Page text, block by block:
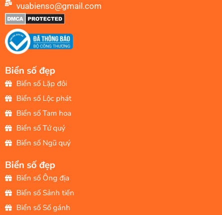
vuabienso@gmail.com
Biển số đẹp
Biển số Lặp đôi
Biển số Lộc phát
Biển số Tam hoa
Biển số Tứ quý
Biển số Ngũ quý
Biển số đẹp
Biển số Ông địa
Biển số Sảnh tiến
Biển số Số gánh